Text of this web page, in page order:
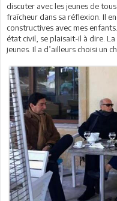
discuter avec les jeunes de
fraîcheur dans sa réflexion. Il
constructives avec mes
état civil, se plaisait-il à dire.
jeunes. Il a d’ailleurs choisi un